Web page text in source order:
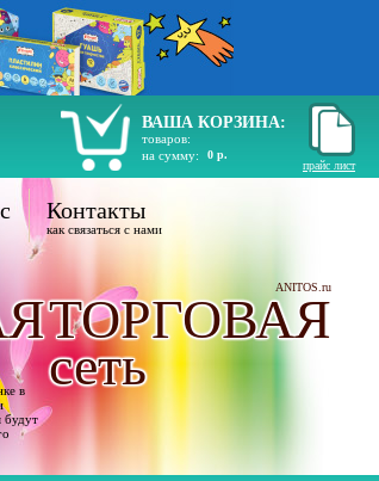
ВАША КОРЗИНА:
товаров:
на сумму:
0 р.
прайс лист
Контакты
как связаться с нами
ANITOS.ru
ТОРГОВАЯ
в
будут
сеть